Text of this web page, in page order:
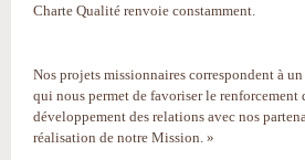
Charte Qualité renvoie constamment.
Nos projets missionnaires correspondent à
qui nous permet de favoriser le renforcement
développement des relations avec nos
réalisation de notre Mission. »